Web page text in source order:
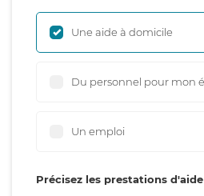
Une aide à domicile
Du personnel pour mon
Un emploi
Précisez les prestations